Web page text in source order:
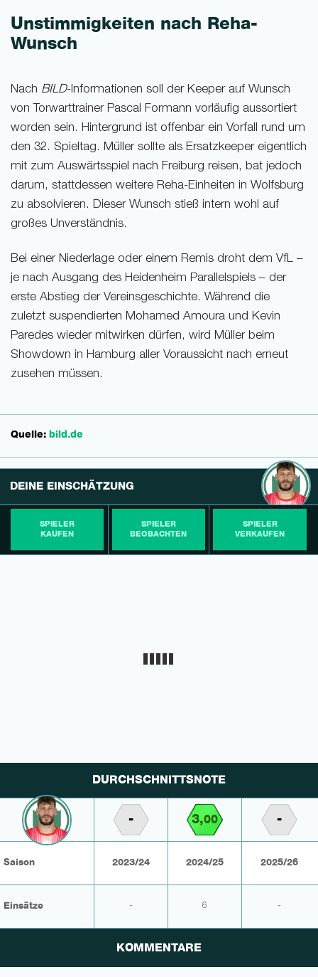
Unstimmigkeiten nach Reha-
Wunsch
Nach BILD-Informationen soll der Keeper auf Wunsch
von Torwarttrainer Pascal Formann vorläufig aussortiert
worden sein. Hintergrund ist offenbar ein Vorfall rund um
den 32. Spieltag. Müller sollte als Ersatzkeeper eigentlich
mit zum Auswärtsspiel nach Freiburg reisen, bat jedoch
darum, stattdessen weitere Reha-Einheiten in Wolfsburg
zu absolvieren. Dieser Wunsch stieß intern wohl auf
großes Unverständnis.
Bei einer Niederlage oder einem Remis droht dem VfL –
je nach Ausgang des Heidenheim Parallelspiels – der
erste Abstieg der Vereinsgeschichte. Während die
zuletzt suspendierten Mohamed Amoura und Kevin
Paredes wieder mitwirken dürfen, wird Müller beim
Showdown in Hamburg aller Voraussicht nach erneut
zusehen müssen.
Quelle: bild.de
DEINE EINSCHÄTZUNG
SPIELER
KAUFEN
SPIELER
BEOBACHTEN
SPIELER
VERKAUFEN
DURCHSCHNITTSNOTE
- 3,00 -
Saison 2023/24 2024/25 2025/26
Einsätze - 6 -
KOMMENTARE